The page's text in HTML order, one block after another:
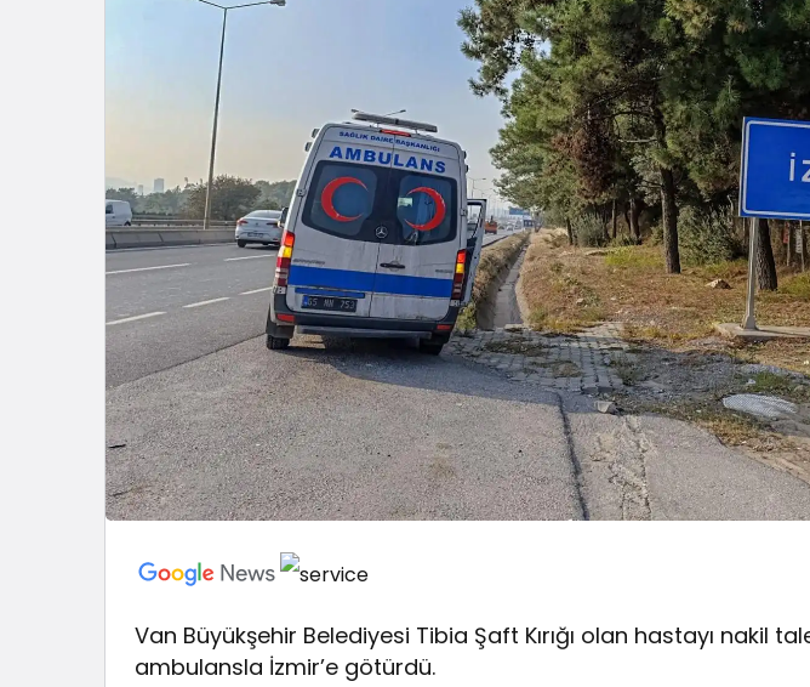
Van Büyükşehir Belediyesi Tibia Şaft Kırığı olan hastayı nakil
ambulansla İzmir’e götürdü.